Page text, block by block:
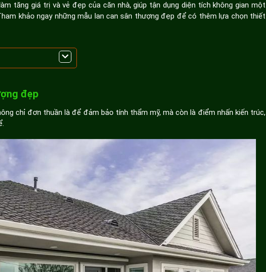
tăng giá trị và vẻ đẹp của căn nhà, giúp tận dụng diện tích không gian một
khảo ngay những mẫu lan can sân thượng đẹp để có thêm lựa chọn thiết
đẹp
chỉ đơn thuần là để đảm bảo tính thẩm mỹ, mà còn là điểm nhấn kiến trúc,